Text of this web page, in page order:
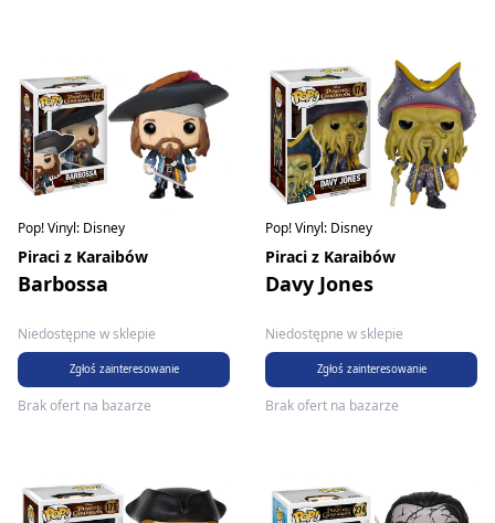
Pop! Vinyl: Disney
Piraci z Karaibów
Barbossa
Niedostępne w sklepie
Zgłoś zainteresowanie
Brak ofert na bazarze
Pop! Vinyl: Disney
Piraci z Karaibów
Davy Jones
Niedostępne w sklepie
Zgłoś zainteresowanie
Brak ofert na bazarze